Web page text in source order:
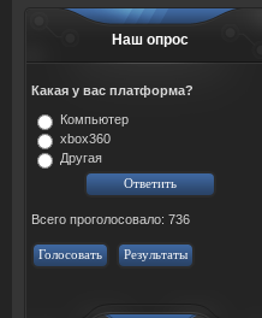
Наш опрос
Какая у вас платформа?
Компьютер
xbox360
Другая
Всего проголосовало: 736
Голосовать Результаты